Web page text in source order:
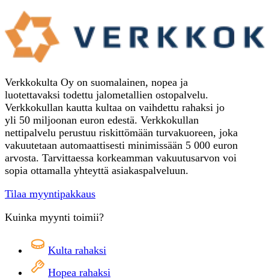
Verkkokulta Oy on suomalainen, nopea ja
luotettavaksi todettu jalometallien ostopalvelu.
Verkkokullan kautta kultaa on vaihdettu rahaksi jo
yli 50 miljoonan euron edestä. Verkkokullan
nettipalvelu perustuu riskittömään turvakuoreen, joka
vakuutetaan automaattisesti minimissään 5 000 euron
arvosta. Tarvittaessa korkeamman vakuutusarvon voi
sopia ottamalla yhteyttä asiakaspalveluun.
Tilaa myyntipakkaus
Kuinka myynti toimii?
Kulta rahaksi
Hopea rahaksi